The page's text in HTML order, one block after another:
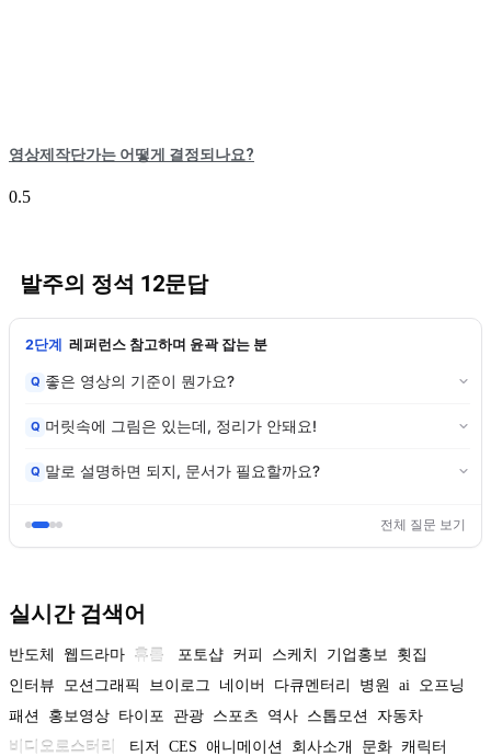
영상제작단가는 어떻게 결정되나요?
발주의 정석 12문답
2단계 레퍼런스 참고하며 윤곽 잡는 분
Q 좋은 영상의 기준이 뭔가요?
Q 머릿속에 그림은 있는데, 정리가 안돼요!
Q 말로 설명하면 되지, 문서가 필요할까요?
전체 질문 보기
실시간 검색어
반도체 웹드라마 휴롬 포토샵 커피 스케치 기업홍보
횟집
인터뷰
모션그래픽 브이로그 네이버 다큐멘터리 병원 ai
오프닝
패션
홍보영상 타이포 관광 스포츠 역사 스톱모션
자동차
비디오로스터리
티저 CES 애니메이션 회사소개 문화 캐릭터